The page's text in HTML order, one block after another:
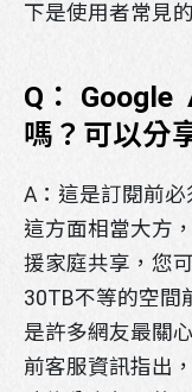
下是使用者常見
Q： Google
嗎？可以分
A：這是訂閱前必
這方面相當大方
援家庭共享，您
30TB不等的空間
是許多網友最關
前客服資訊指出